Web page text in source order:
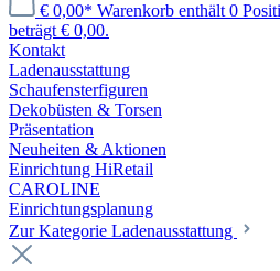
€ 0,00* Warenkorb enthält 0
beträgt € 0,00.
Kontakt
Laden­ausstattung
Schaufenster­figuren
Dekobüsten & Torsen
Präsentation
Neuheiten & Aktionen
Einrichtung HiRetail
CAROLINE
Einrichtungsplanung
Zur Kategorie Laden­ausstattung